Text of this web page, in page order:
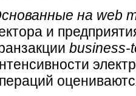
на web
и
business-